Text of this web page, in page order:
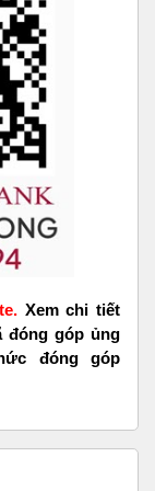
Xem chi tiết
đóng góp ủng
đóng góp